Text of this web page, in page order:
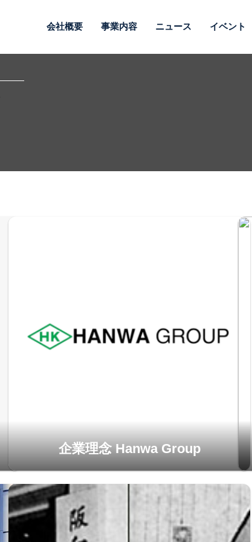
会社概要 事業内容 ニュース イベント
企業理念 Hanwa Group